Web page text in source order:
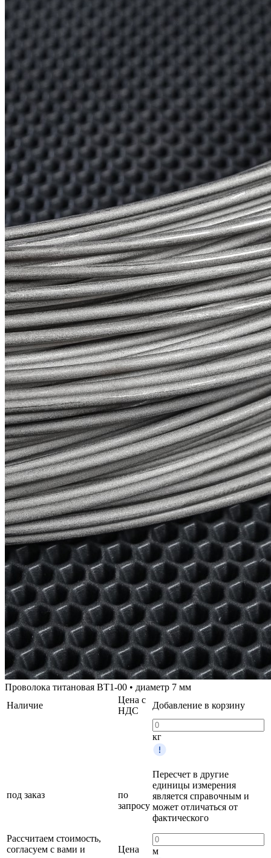
Проволока титановая ВТ1-00 • диаметр 7 мм
Наличие
Цена с
НДС
Добавление в корзину
под заказ
Рассчитаем стоимость,
согласуем с вами и
по
запросу
Цена
кг
Пересчет в другие
единицы измерения
является справочным и
может отличаться от
фактического
м